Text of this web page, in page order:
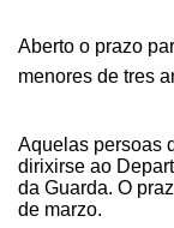
Aberto o prazo
menores de tres
Aquelas persoas
dirixirse ao
da Guarda. O
de marzo.